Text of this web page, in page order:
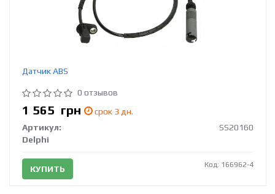
Датчик ABS
0 отзывов
1 565 грн
срок 3 дн.
Артикул:
SS20160
Delphi
КУПИТЬ Код: 166962-4